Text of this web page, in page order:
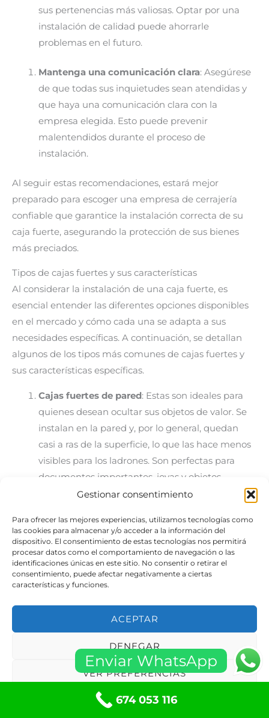
Gestionar consentimiento
Para ofrecer las mejores experiencias, utilizamos tecnologías como
las cookies para almacenar y/o acceder a la información del
dispositivo. El consentimiento de estas tecnologías nos permitirá
procesar datos como el comportamiento de navegación o las
identificaciones únicas en este sitio. No consentir o retirar el
consentimiento, puede afectar negativamente a ciertas
características y funciones.
ACEPTAR
DENEGAR
VER PREFERENCIAS
Política de cookiesPolíticas de privacidad
sus pertenencias más valiosas. Optar por una
instalación de calidad puede ahorrarle
problemas en el futuro.
Mantenga una comunicación clara: Asegúrese
de que todas sus inquietudes sean atendidas y
que haya una comunicación clara con la
empresa elegida. Esto puede prevenir
malentendidos durante el proceso de
instalación.
Al seguir estas recomendaciones, estará mejor
preparado para escoger una empresa de cerrajería
confiable que garantice la instalación correcta de su
caja fuerte, asegurando la protección de sus bienes
más preciados.
Tipos de cajas fuertes y sus características
Al considerar la instalación de una caja fuerte, es
esencial entender las diferentes opciones disponibles
en el mercado y cómo cada una se adapta a sus
necesidades específicas. A continuación, se detallan
algunos de los tipos más comunes de cajas fuertes y
sus características específicas.
Cajas fuertes de pared: Estas son ideales para
quienes desean ocultar sus objetos de valor. Se
instalan en la pared y, por lo general, quedan
casi a ras de la superficie, lo que las hace menos
visibles para los ladrones. Son perfectas para
documentos importantes, joyas y objetos
pequeños. Sin embargo, su capacidad de
puede variar según el modelo.
Cajas fuertes autónomas: Estas cajas son
independientes y pueden colocarse en cualquier
parte del hogar. Ofrecen una mayor capacidad
de almacenamiento y son ideales para proteger
artículos de mayor volumen, como armas,
formato físico. Muchas de estas cajas vienen con
cerraduras electrónicas avanzadas, lo que añade
un nivel extra de seguridad.
Enviar WhatsApp
674 053 116